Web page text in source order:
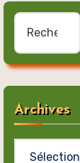
Rechercher :
Archives